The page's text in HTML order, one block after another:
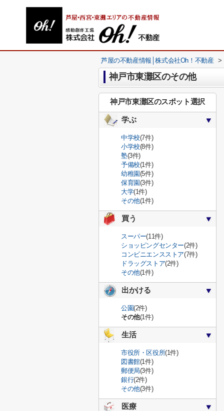
芦屋の不動産情報│株式会社Oh！不動産 >
神戸市東灘区のその他
神戸市東灘区のスポット選択
学ぶ
中学校(7件)
小学校(8件)
塾(3件)
予備校(1件)
幼稚園(5件)
保育園(3件)
大学(1件)
その他(1件)
買う
スーパー(11件)
ショッピングセンター(2件)
コンビニエンスストア(7件)
ドラッグストア(2件)
その他(1件)
出かける
公園(2件)
その他(1件)
生活
市役所・区役所(1件)
図書館(1件)
郵便局(3件)
銀行(2件)
その他(3件)
医療